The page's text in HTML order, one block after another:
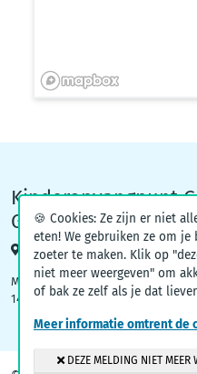
Kinderopvangpunt
Groeiteam
Woodrow Wilsonplein 1, 9000
Maandag: 09.00u – 12.30u |
14.00u
🍪 Cookies: Ze zijn er niet
eten! We gebruiken ze om je
zoeter te maken. Klik op
niet meer weergeven" om
of bak ze zelf als je dat
Meer informatie omtrent de
DEZE MELDING NIET MEER